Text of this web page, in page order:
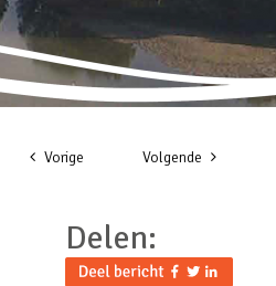
Vorige Volgende
Delen: